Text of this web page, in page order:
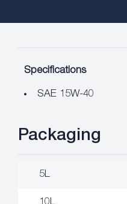
Specifications
SAE 15W-40
Packaging
5L